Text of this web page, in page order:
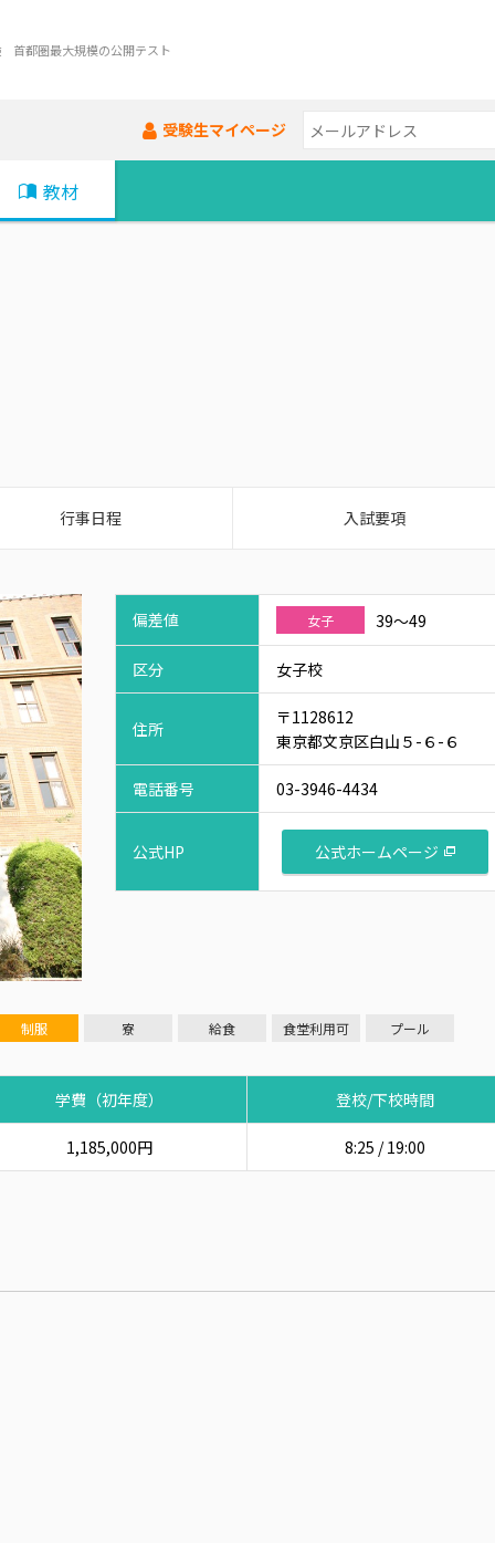
首都圏最大規模の公開テスト
受験生マイページ
教材
行事日程 入試要項
偏差値 女子 39～49
区分 女子校
住所
〒1128612
東京都文京区白山５-６-６
電話番号 03-3946-4434
公式HP 公式ホームページ
制服 寮 給食 食堂利用可 プール
学費（初年度） 登校/下校時間
1,185,000円 8:25 / 19:00